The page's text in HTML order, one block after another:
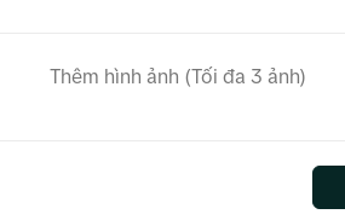
Thêm hình ảnh (Tối đa 3 ảnh)